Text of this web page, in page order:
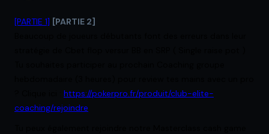
[PARTIE 1] [PARTIE 2]
https://pokerpro.fr/produit/club-elite-
coaching/rejoindre